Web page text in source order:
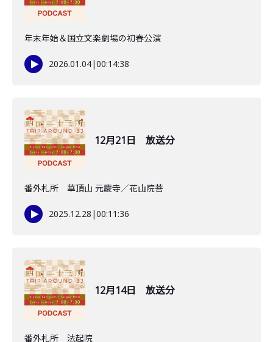
年末年始＆国立文楽劇場の初春公演
2026.01.04|00:14:38
12月21日 放送分
番外札所 華頂山 元慶寺／花山院菩
2025.12.28 |00:11:36
12月14日 放送分
番外札所 法起院